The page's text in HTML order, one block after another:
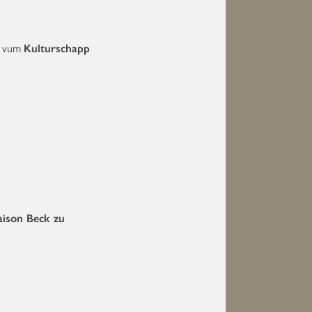
Kulturschapp
Beck zu